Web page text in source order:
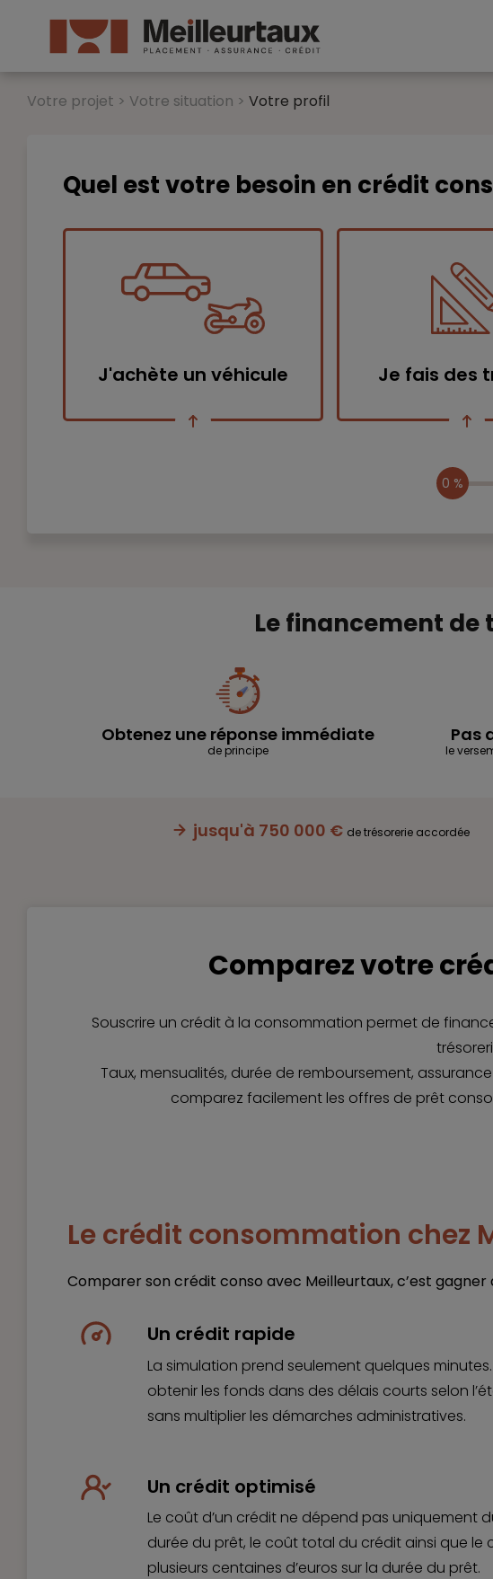
Votre projet > Votre situation > Votre profil
Quel est votre besoin en crédit
J'achète un véhicule Je fais des
0 %
Le financement
Obtenez une réponse immédiate
de principe
Pas
le
jusqu'à 750 000 € de trésorerie accordée
Comparez votre
Souscrire un crédit à la consommation permet de
Taux, mensualités, durée de remboursement,
comparez facilement les offres de prêt
Le crédit consommation chez
Comparer son crédit conso avec Meilleurtaux, c’est
Un crédit rapide
La simulation prend seulement quelques
obtenir les fonds dans des délais courts selon
sans multiplier les démarches administratives.
Un crédit optimisé
Le coût d’un crédit ne dépend pas uniquement
durée du prêt, le coût total du crédit ainsi que le
plusieurs centaines d’euros sur la durée du prêt.